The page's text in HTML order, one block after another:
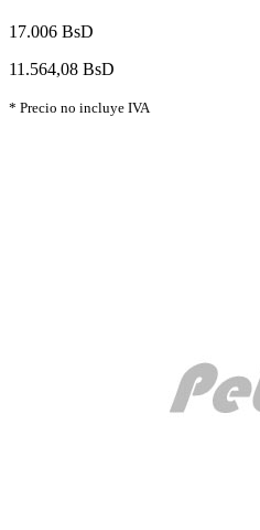
17.006 BsD
11.564,08 BsD
* Precio no incluye IVA